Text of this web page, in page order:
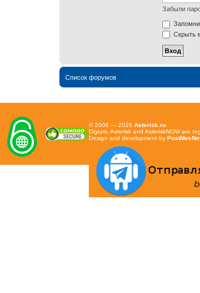
Забыли
Скрыть
Список форумов
© 2008 — 2026 Asterisk.ru
Digium, Asterisk and AsteriskNOW are
Design and development by PostMet-